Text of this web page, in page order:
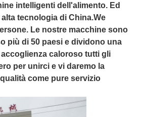
intelligenti dell'alimento. Ed
tecnologia di China.We
Le nostre macchine sono
più di 50 paesi e dividono una
caloroso tutti gli
per unirci e vi daremo la
come pure servizio